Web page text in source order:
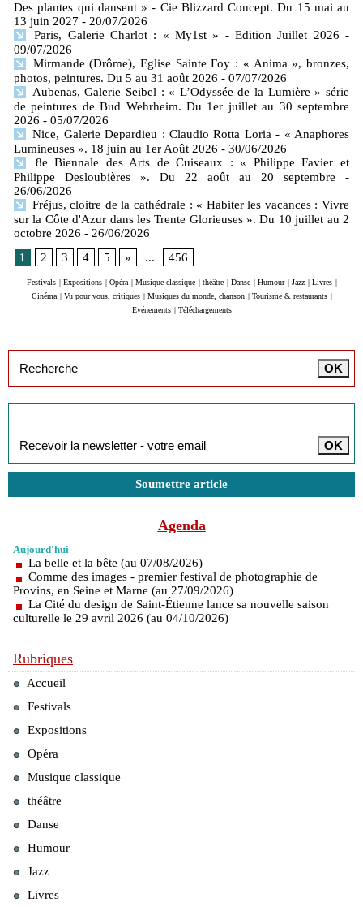
Des plantes qui dansent » - Cie Blizzard Concept. Du 15 mai au
13 juin 2027 - 20/07/2026
Paris, Galerie Charlot : « My1st » - Edition Juillet 2026 -
09/07/2026
Mirmande (Drôme), Eglise Sainte Foy : « Anima », bronzes,
photos, peintures. Du 5 au 31 août 2026 - 07/07/2026
Aubenas, Galerie Seibel : « L’Odyssée de la Lumière » série
de peintures de Bud Wehrheim. Du 1er juillet au 30 septembre
2026 - 05/07/2026
Nice, Galerie Depardieu : Claudio Rotta Loria - « Anaphores
Lumineuses ». 18 juin au 1er Août 2026 - 30/06/2026
8e Biennale des Arts de Cuiseaux : « Philippe Favier et
Philippe Desloubières ». Du 22 août au 20 septembre
-
26/06/2026
Fréjus, cloitre de la cathédrale : « Habiter les vacances : Vivre
sur la Côte d'Azur dans les Trente Glorieuses ». Du 10 juillet au 2
octobre 2026 - 26/06/2026
1
2 3 4 5 » ... 456
Festivals Expositions Opéra Musique classique théâtre Danse Humour Jazz Livres
Cinéma
Vu pour vous, critiques Musiques du monde, chanson Tourisme & restaurants
Evénements
Téléchargements
Soumettre article
Agenda
Aujourd'hui
La belle et la bête (au 07/08/2026)
Comme des images - premier festival de photographie de
Provins, en Seine et Marne (au 27/09/2026)
La Cité du design de Saint-Étienne lance sa nouvelle saison
culturelle le 29 avril 2026 (au 04/10/2026)
Rubriques
Accueil
Festivals
Expositions
Opéra
Musique classique
théâtre
Danse
Humour
Jazz
Livres